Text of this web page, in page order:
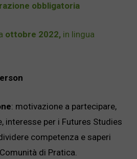
obbligatoria
ottobre 2022, in lingua
: motivazione a partecipare,
interesse per i Futures Studies
competenza e saperi
di Pratica.